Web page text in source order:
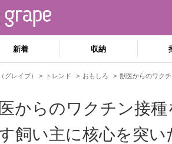
新着 収納
グレイプ） トレンド おもしろ 獣医からのワク
からのワクチン接
飼い主に核心を突